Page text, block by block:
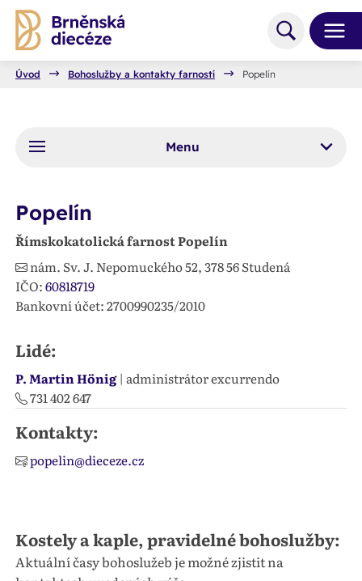
Úvod Bohoslužby a kontakty farností Popelín
Menu
Popelín
Římskokatolická farnost Popelín
nám. Sv. J. Nepomuckého 52,378 56Studená
IČO:60818719
Bankovní účet: 2700990235/2010
Lidé:
P. Martin Hönig| administrátor excurrendo
731 402 647
Kontakty:
popelin@dieceze.cz
Kostely a kaple, pravidelné bohoslužby:
Aktuální časy bohoslužeb je možné zjistit na